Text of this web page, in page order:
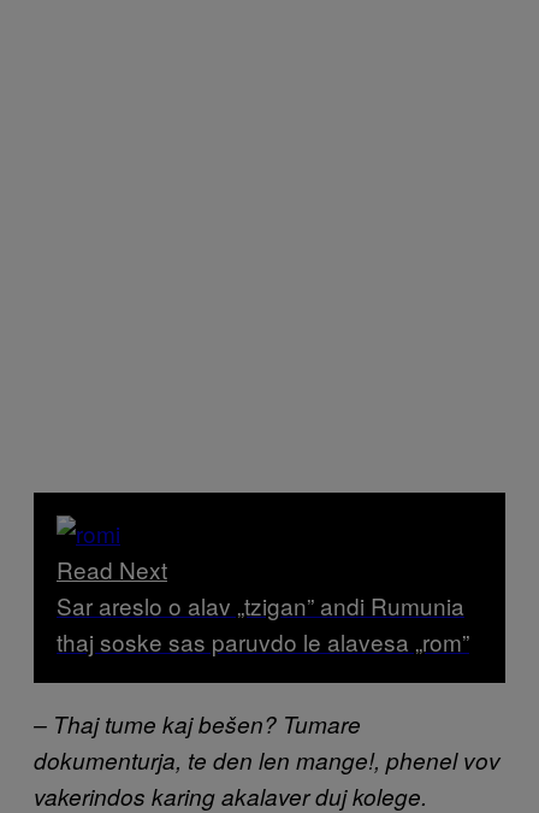
Read Next
Sar areslo o alav „tzigan” andi Rumunia
thaj soske sas paruvdo le alavesa „rom”
– Thaj tume kaj bešen? Tumare
dokumenturja, te den len mange!, phenel vov
vakerindos karing akalaver duj kolege.